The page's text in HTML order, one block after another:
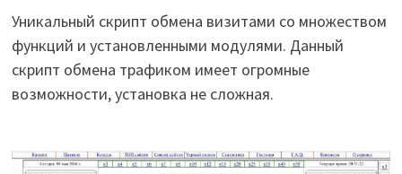
Уникальный скрипт обмена визитами со множеством
функций и установленными модулями. Данный
скрипт обмена трафиком имеет огромные
возможности, установка не сложная.